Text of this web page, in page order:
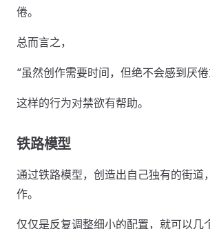
倦。
总而言之，
“虽然创作需要时间，但绝不会感到厌
这样的行为对禁欲有帮助。
铁路模型
通过铁路模型，创造出自己独有的街道
作。
仅仅是反复调整细小的配置，就可以几